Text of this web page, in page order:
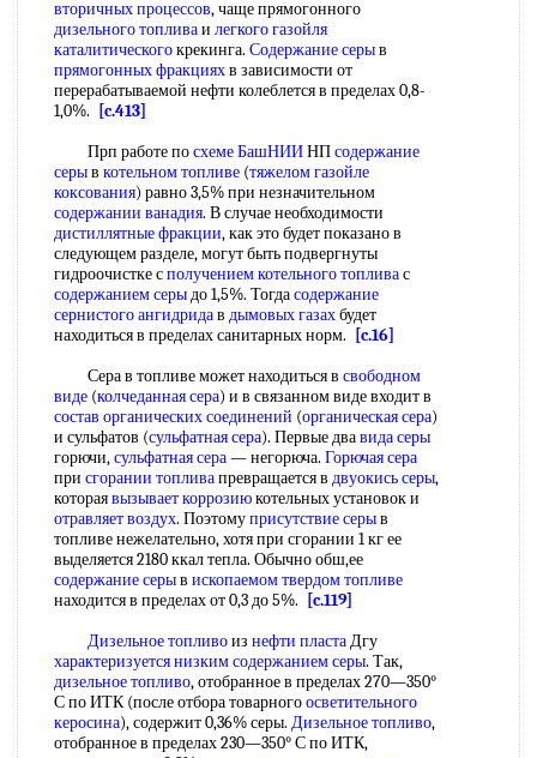
вторичных процессов, чаще прямогонного
дизельного топливаи легкого газойля
каталитическогокрекинга. Содержание серыв
прямогонных фракцияхв зависимости от
перерабатываемой нефти колеблется в пределах 0,8-
1,0%.
[c.413]
Прп работе посхеме БашНИИНПсодержание
серыв котельном топливе (тяжелом газойле
коксования) равно 3,5% при незначительном
содержании ванадия. В случае необходимости
дистиллятные фракции, как это будет показано в
следующем разделе, могут быть подвергнуты
гидроочистке сполучением котельного топливас
содержанием серыдо 1,5%. Тогдасодержание
сернистого ангидридав дымовых газахбудет
находиться в пределах санитарных норм.
[c.16]
Сера в топливе может находиться в свободном
виде (колчеданная сера) и в связанном виде входит в
состав органических соединений (органическая сера)
и сульфатов (сульфатная сера). Первые двавида серы
горючи,сульфатная сера— негорюча. Горючая сера
при сгорании топливапревращается в двуокись серы,
котораявызывает коррозиюкотельных установок и
отравляет воздух. Поэтомуприсутствие серыв
топливе нежелательно, хотя при сгорании 1 кг ее
выделяется 2180 ккал тепла. Обычно обш,ее
содержание серыв ископаемом твердом топливе
находится в пределах от 0,3 до 5%.
[c.119]
Дизельное топливоиз нефти пластаДгу
характеризуется низкимсодержанием серы. Так,
дизельное топливо, отобранное в пределах 270—350°
С по ИТК (после отбора товарногоосветительного
керосина), содержит 0,36% серы. Дизельное топливо,
отобранное в пределах 230—350° С по ИТК,